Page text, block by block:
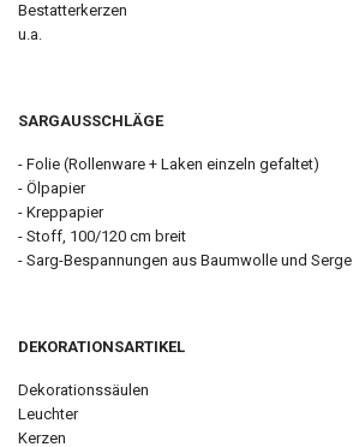
Bestatterkerzen
u.a.
SARGAUSSCHLÄGE
- Folie (Rollenware + Laken einzeln gefaltet)
- Ölpapier
- Kreppapier
- Stoff, 100/120 cm breit
- Sarg-Bespannungen aus Baumwolle und Serge
DEKORATIONSARTIKEL
Dekorationssäulen
Leuchter
Kerzen